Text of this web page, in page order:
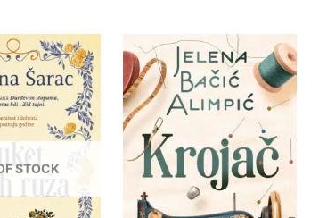
STOCK